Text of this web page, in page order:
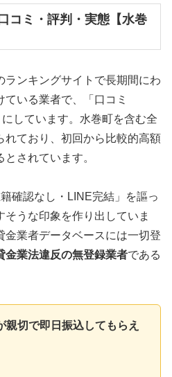
コミ・評判・実態【水巻
ランキングサイトで長期間にわ
いる業者で、「口コミ
しています。水巻町を含む全
れており、初回から比較的高額
されています。
確認なし・LINE完結」を謳っ
うな印象を作り出していま
金業者データベースには一切登
金業法違反の無登録業者である
親切で即日振込してもらえ